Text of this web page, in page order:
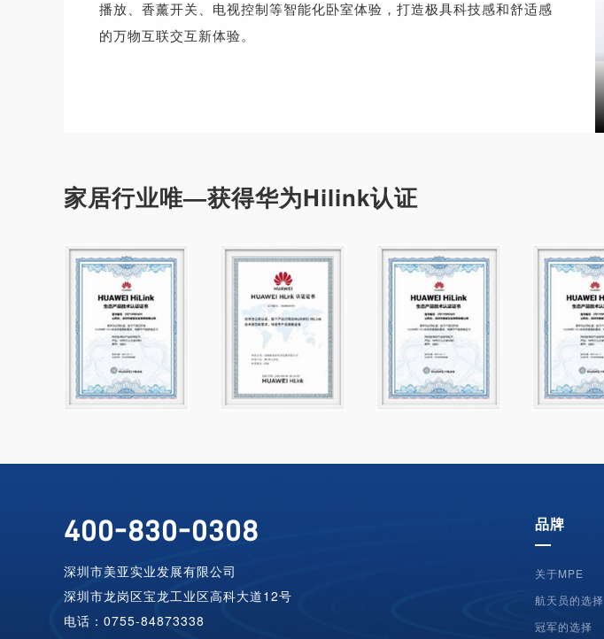
播放、香薰开关、电视控制等智能化卧室体验，打造极具科技感和舒适感
的万物互联交互新体验。
家居行业唯—获得华为Hilink认证
400-830-0308
深圳市美亚实业发展有限公司
深圳市龙岗区宝龙工业区高科大道12号
电话：0755-84873338
品牌
关于MPE
航天员的选择
冠军的选择